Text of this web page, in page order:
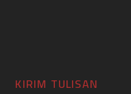
KIRIM TULISAN